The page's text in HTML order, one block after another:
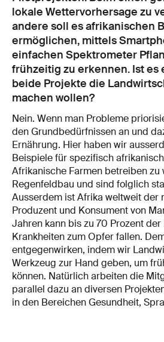
lokale Wettervorhersage zu
andere soll es afrikanischen
ermöglichen, mittels
einfachen Spektrometer
frühzeitig zu erkennen. Ist es
beide Projekte die
machen wollen?
Nein. Wenn man Probleme
den Grundbedürfnissen an und
Ernährung. Hier haben wir
Beispiele für spezifisch
Afrikanische Farmen betreiben zu
Regenfeldbau und sind folglich
Ausserdem ist Afrika weltweit der
Produzent und Konsument von
Jahren kann bis zu 70 Prozent
Krankheiten zum Opfer fallen.
entgegenwirken, indem wir
Werkzeug zur Hand geben, um
können. Natürlich arbeiten die
parallel dazu an diversen
in den Bereichen Gesundheit,